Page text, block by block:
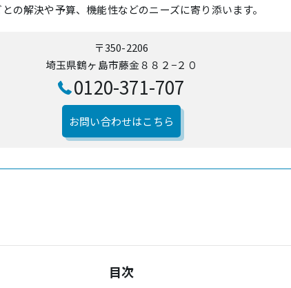
の解決や予算、機能性などのニーズに寄り添います。
〒350-2206
埼玉県鶴ヶ島市藤金８８２−２０
0120-371-707
お問い合わせはこちら
目次